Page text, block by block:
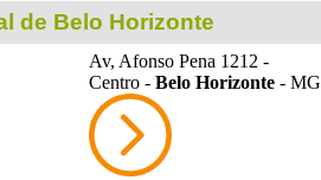
de Belo Horizonte
Av, Afonso Pena 1212 -
Centro - Belo Horizonte- MG